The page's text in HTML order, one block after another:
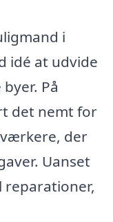
i
idé at udvide
På
det nemt for
der
Uanset